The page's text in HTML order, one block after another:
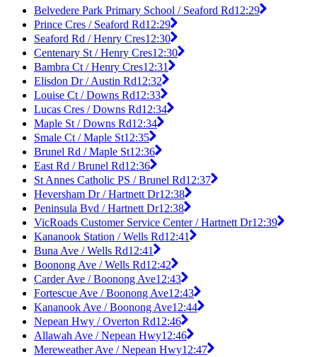
Belvedere Park Primary School / Seaford Rd12:29
Prince Cres / Seaford Rd12:29
Seaford Rd / Henry Cres12:30
Centenary St / Henry Cres12:30
Bambra Ct / Henry Cres12:31
Elisdon Dr / Austin Rd12:32
Louise Ct / Downs Rd12:33
Lucas Cres / Downs Rd12:34
Maple St / Downs Rd12:34
Smale Ct / Maple St12:35
Brunel Rd / Maple St12:36
East Rd / Brunel Rd12:36
St Annes Catholic PS / Brunel Rd12:37
Heversham Dr / Hartnett Dr12:38
Peninsula Bvd / Hartnett Dr12:38
VicRoads Customer Service Center / Hartnett Dr12:39
Kananook Station / Wells Rd12:41
Buna Ave / Wells Rd12:41
Boonong Ave / Wells Rd12:42
Carder Ave / Boonong Ave12:43
Fortescue Ave / Boonong Ave12:43
Kananook Ave / Boonong Ave12:44
Nepean Hwy / Overton Rd12:46
Allawah Ave / Nepean Hwy12:46
Mereweather Ave / Nepean Hwy12:47